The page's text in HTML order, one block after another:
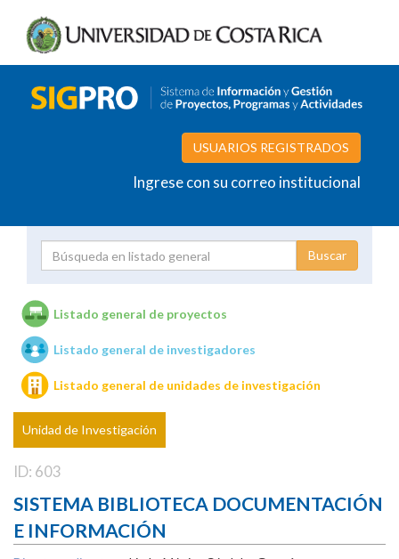
USUARIOS REGISTRADOS
Ingrese con su correo institucional
Unidades de investigación
Listado general de proyectos
Listado general de investigadores
Listado general de unidades de investigación
Unidad de Investigación
ID: 603
SISTEMA BIBLIOTECA DOCUMENTACIÓN
E INFORMACIÓN